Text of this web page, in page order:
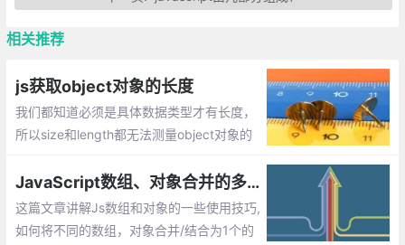
相关推荐
js获取object对象的长度
我们都知道必须是具体数据类型才有长度，
所以size和length都无法测量object对象的
象属性的个数呢？
JavaScript数组、对象合并的多种方法实现
这篇文章讲解Js数组和对象的一些使用技巧,
如何将不同的数组，对象合并/结合为1个的